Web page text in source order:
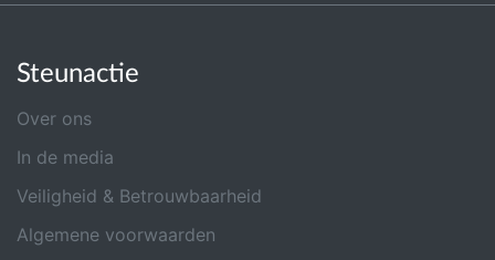
Steunactie
Over ons
In de media
Veiligheid & Betrouwbaarheid
Algemene voorwaarden